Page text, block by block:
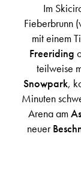
Im
Fieberbrunn
mit einem
Freeriding
teilweise
Snowpark,
Minuten
Arena am
neuer